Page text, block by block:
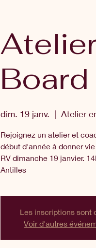
Board
dim. 19 janv.
  |
Atelier
Rejoignez un atelier et
début d'année à donner
RV dimanche 19 janvier.
Antilles
Les inscriptions sont
Voir d'autres